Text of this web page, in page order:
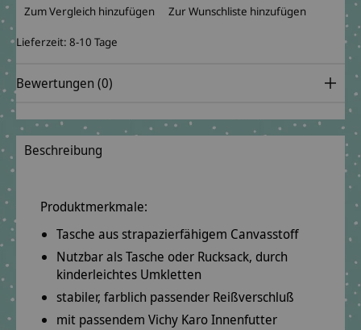
Zum Vergleich hinzufügen Zur Wunschliste hinzufügen
Lieferzeit: 8-10 Tage
Bewertungen (0)
Beschreibung
Produktmerkmale:
Tasche ausstrapazierfähigem Canvasstoff
Nutzbar alsTasche oder Rucksack, durch
kinderleichtes Umkletten
stabiler, farblich passender Reißverschluß
mit passendem Vichy Karo Innenfutter